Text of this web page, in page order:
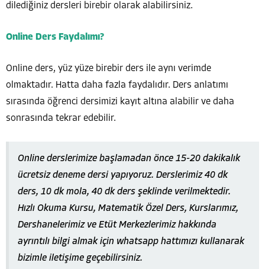
dilediğiniz dersleri birebir olarak alabilirsiniz.
Online Ders Faydalımı?
Online ders, yüz yüze birebir ders ile aynı verimde
olmaktadır. Hatta daha fazla faydalıdır. Ders anlatımı
sırasında öğrenci dersimizi kayıt altına alabilir ve daha
sonrasında tekrar edebilir.
Online derslerimize başlamadan önce 15-20 dakikalık
ücretsiz deneme dersi yapıyoruz. Derslerimiz 40 dk
ders, 10 dk mola, 40 dk ders şeklinde verilmektedir.
Hızlı Okuma Kursu, Matematik Özel Ders, Kurslarımız,
Dershanelerimiz ve Etüt Merkezlerimiz hakkında
ayrıntılı bilgi almak için whatsapp hattımızı kullanarak
bizimle iletişime geçebilirsiniz.